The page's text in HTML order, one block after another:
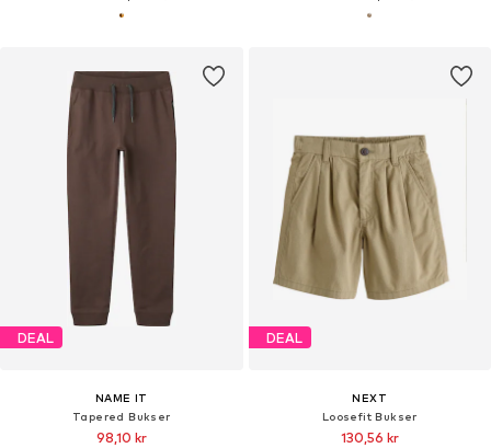
DEAL
NAME IT
Tapered Bukser
98,10 kr
DEAL
NEXT
Loosefit Bukser
130,56 kr